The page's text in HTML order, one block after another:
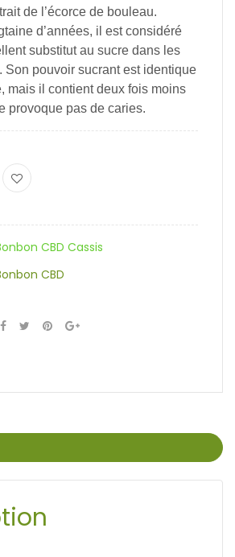
de l’écorce de bouleau.
d’années, il est considéré
substitut au sucre dans les
Son pouvoir sucrant est identique
mais il contient deux fois moins
provoque pas de caries.
CBD Cassis
CBD